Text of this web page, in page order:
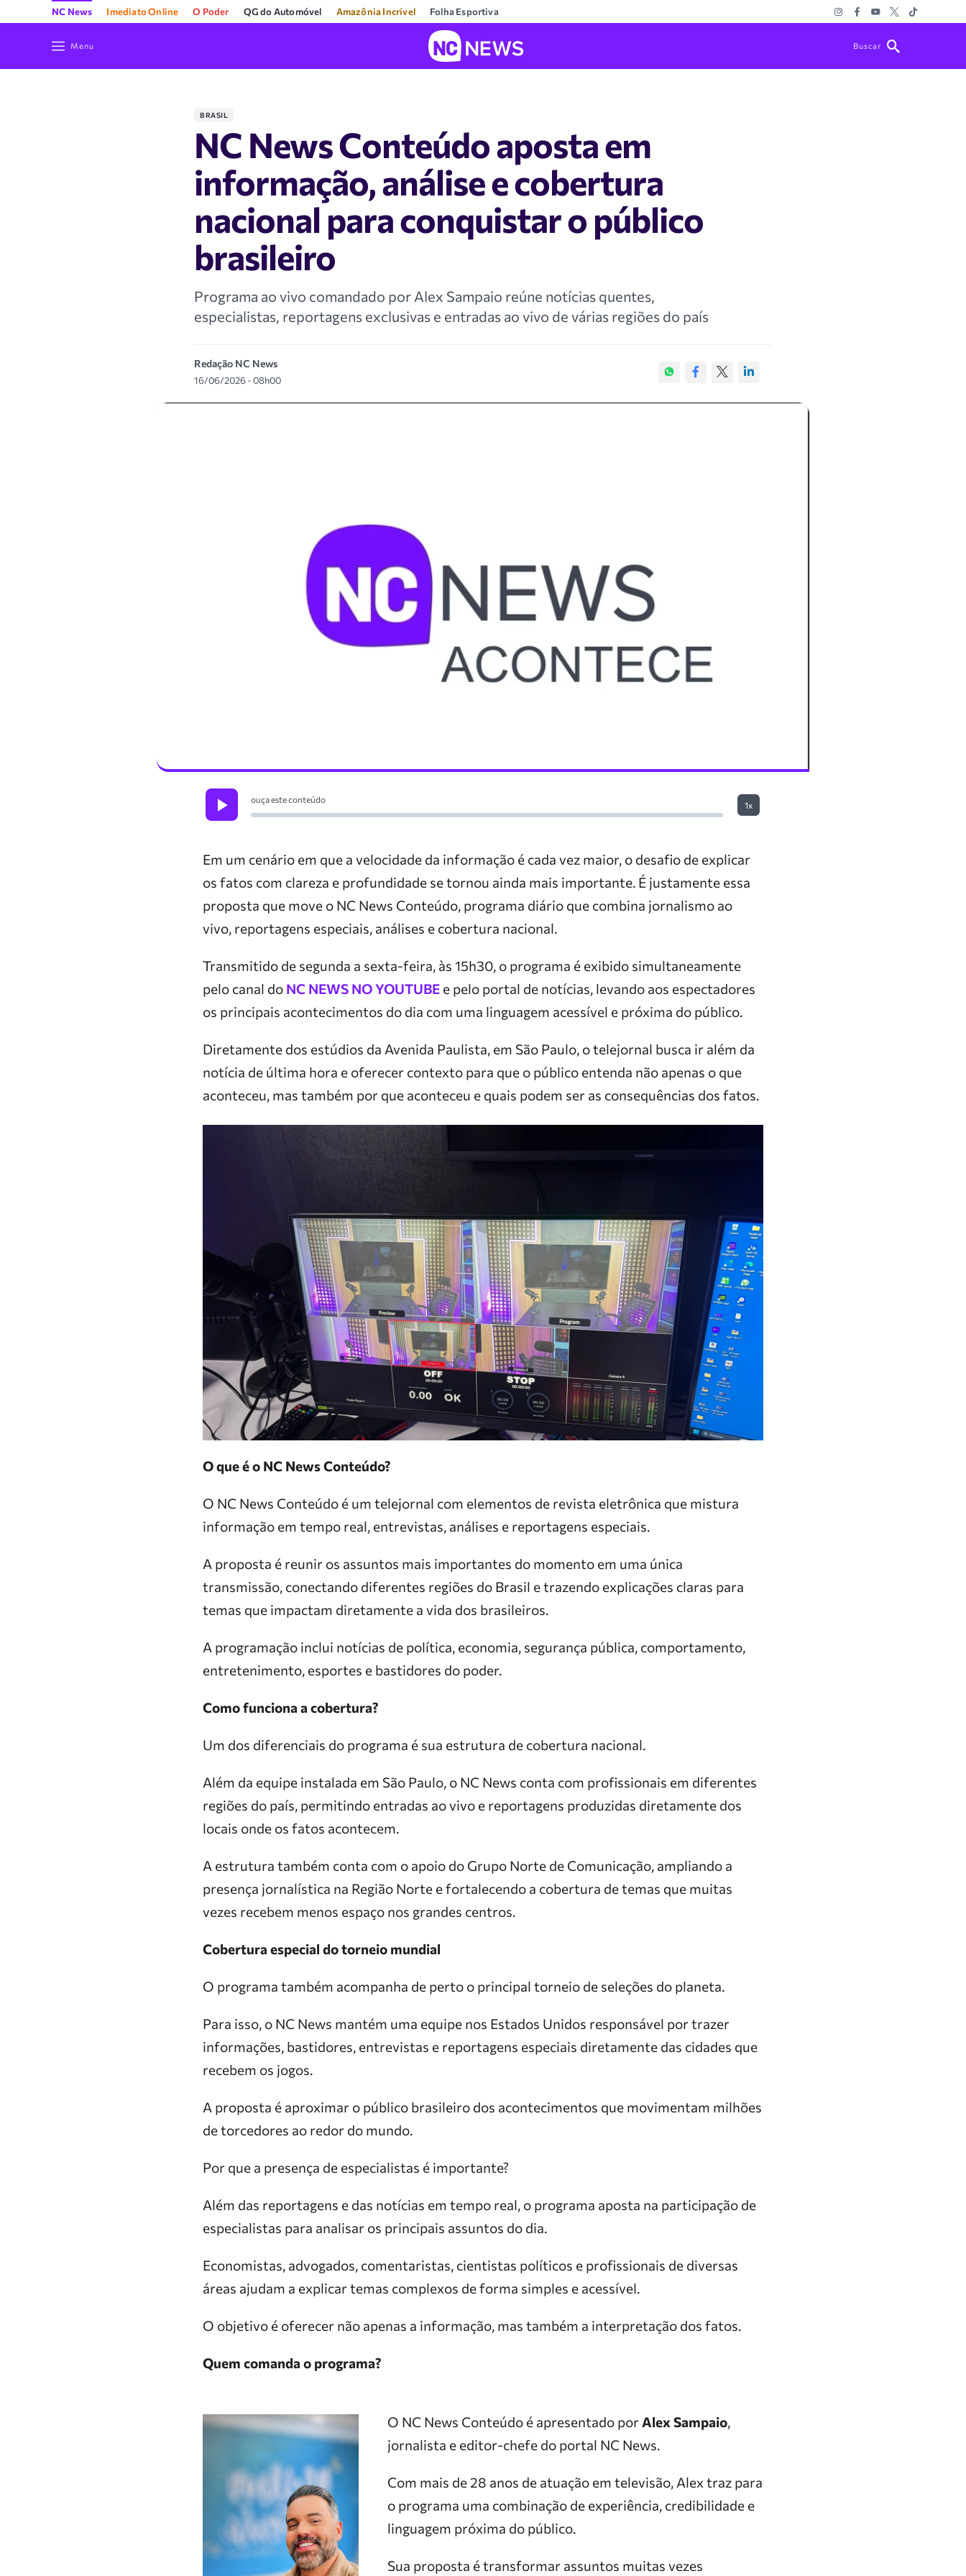
NC News Imediato Online O Poder QG do Automóvel Amazônia Incrível Folha Esportiva
Menu Buscar
BRASIL
NC News Conteúdo aposta em
informação, análise e cobertura
nacional para conquistar o público
brasileiro
Programa ao vivo comandado por Alex Sampaio reúne notícias quentes,
especialistas, reportagens exclusivas e entradas ao vivo de várias regiões do país
Redação NC News
16/06/2026 - 08h00
ouça este conteúdo
1x
Em um cenário em que a velocidade da informação é cada vez maior, o desafio de explicar
os fatos com clareza e profundidade se tornou ainda mais importante. É justamente essa
proposta que move o NC News Conteúdo, programa diário que combina jornalismo ao
vivo, reportagens especiais, análises e cobertura nacional.
Transmitido de segunda a sexta-feira, às 15h30, o programa é exibido simultaneamente
pelo canal do NC NEWS NO YOUTUBE e pelo portal de notícias, levando aos espectadores
os principais acontecimentos do dia com uma linguagem acessível e próxima do público.
Diretamente dos estúdios da Avenida Paulista, em São Paulo, o telejornal busca ir além da
notícia de última hora e oferecer contexto para que o público entenda não apenas o que
aconteceu, mas também por que aconteceu e quais podem ser as consequências dos fatos.
O que é o NC News Conteúdo?
O NC News Conteúdo é um telejornal com elementos de revista eletrônica que mistura
informação em tempo real, entrevistas, análises e reportagens especiais.
A proposta é reunir os assuntos mais importantes do momento em uma única
transmissão, conectando diferentes regiões do Brasil e trazendo explicações claras para
temas que impactam diretamente a vida dos brasileiros.
A programação inclui notícias de política, economia, segurança pública, comportamento,
entretenimento, esportes e bastidores do poder.
Como funciona a cobertura?
Um dos diferenciais do programa é sua estrutura de cobertura nacional.
Além da equipe instalada em São Paulo, o NC News conta com profissionais em diferentes
regiões do país, permitindo entradas ao vivo e reportagens produzidas diretamente dos
locais onde os fatos acontecem.
A estrutura também conta com o apoio do Grupo Norte de Comunicação, ampliando a
presença jornalística na Região Norte e fortalecendo a cobertura de temas que muitas
vezes recebem menos espaço nos grandes centros.
Cobertura especial do torneio mundial
O programa também acompanha de perto o principal torneio de seleções do planeta.
Para isso, o NC News mantém uma equipe nos Estados Unidos responsável por trazer
informações, bastidores, entrevistas e reportagens especiais diretamente das cidades que
recebem os jogos.
A proposta é aproximar o público brasileiro dos acontecimentos que movimentam milhões
de torcedores ao redor do mundo.
Por que a presença de especialistas é importante?
Além das reportagens e das notícias em tempo real, o programa aposta na participação de
especialistas para analisar os principais assuntos do dia.
Economistas, advogados, comentaristas, cientistas políticos e profissionais de diversas
áreas ajudam a explicar temas complexos de forma simples e acessível.
O objetivo é oferecer não apenas a informação, mas também a interpretação dos fatos.
Quem comanda o programa?
O NC News Conteúdo é apresentado por Alex Sampaio,
jornalista e editor-chefe do portal NC News.
Com mais de 28 anos de atuação em televisão, Alex traz para
o programa uma combinação de experiência, credibilidade e
linguagem próxima do público.
Sua proposta é transformar assuntos muitas vezes